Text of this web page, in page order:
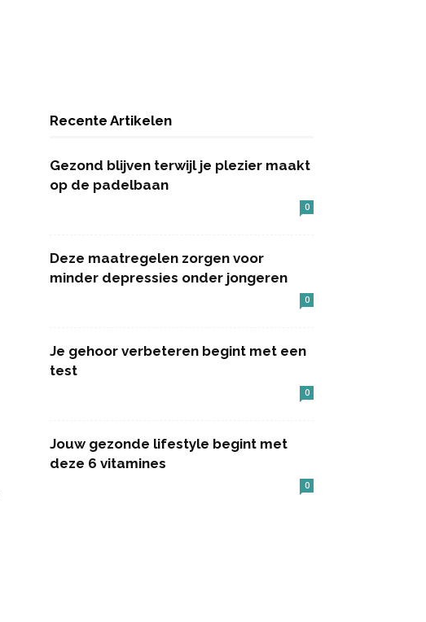
Recente Artikelen
Gezond blijven terwijl je plezier maakt
op de padelbaan
0
Deze maatregelen zorgen voor
minder depressies onder jongeren
0
Je gehoor verbeteren begint met een
test
0
Jouw gezonde lifestyle begint met
deze 6 vitamines
0